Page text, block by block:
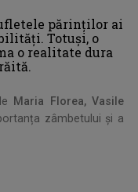
părinților ai
Totuși, o
o realitate dura
Maria Florea, Vasile
zâmbetului și a